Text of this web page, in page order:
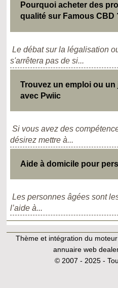
Pourquoi acheter des
qualité sur Famous CBD
Le débat sur la légalisation
s'arrêtera pas de si...
Trouvez un emploi ou
avec Pwiic
Si vous avez des
désirez mettre à...
Aide à domicile pour
Les personnes âgées sont
l’aide à...
Thème et intégration du
annuaire web
© 2007 - 2025 -